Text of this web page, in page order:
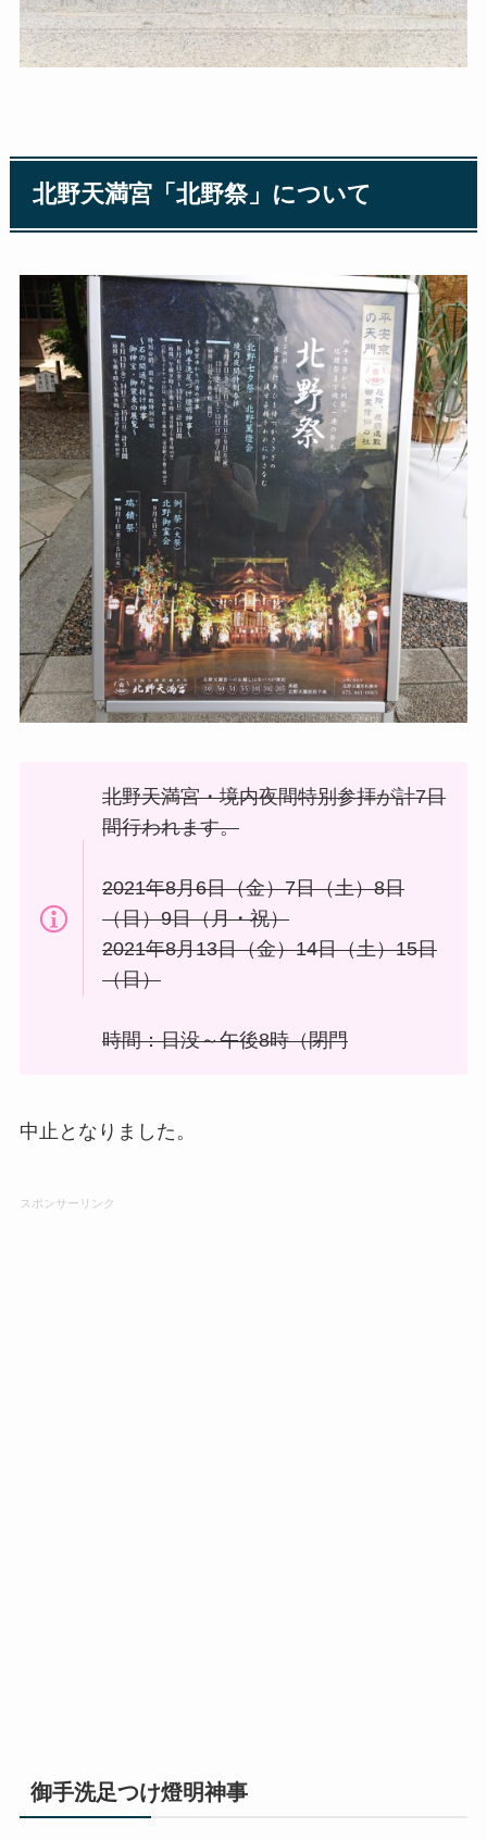
北野天満宮「北野祭」について
北野天満宮・境内夜間特別参拝が計7日
間行われます。
2021年8月6日（金）7日（土）8日
（日）9日（月・祝）
2021年8月13日（金）14日（土）15日
（日）
時間：日没～午後8時（閉門
中止となりました。
スポンサーリンク
御手洗足つけ燈明神事